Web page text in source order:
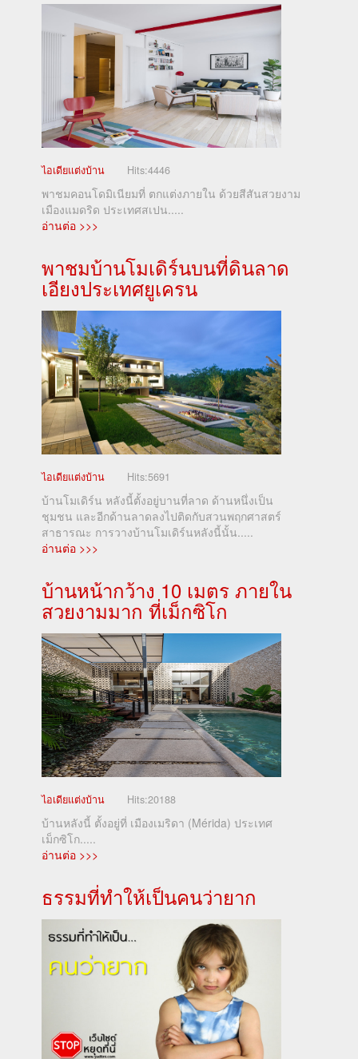
ไอเดียแต่งบ้าน Hits:4446
พาชมคอนโดมิเนียมที่ ตกแต่งภายใน ด้วยสีสันสวยงาม
เมืองแมดริด ประเทศสเปน.....
อ่านต่อ >>>
พาชมบ้านโมเดิร์นบนที่ดินลาด
เอียงประเทศยูเครน
ไอเดียแต่งบ้าน Hits:5691
บ้านโมเดิร์น หลังนี้ตั้งอยู่บานที่ลาด ด้านหนึ่งเป็น
ชุมชน และอีกด้านลาดลงไปติดกับสวนพฤกศาสตร์
สาธารณะ การวางบ้านโมเดิร์นหลังนี้นั้น.....
อ่านต่อ >>>
บ้านหน้ากว้าง 10 เมตร ภายใน
สวยงามมาก ที่เม็กซิโก
ไอเดียแต่งบ้าน Hits:20188
บ้านหลังนี้ ตั้งอยู่ที่ เมืองเมริดา (Mérida) ประเทศ
เม็กซิโก.....
อ่านต่อ >>>
ธรรมที่ทำให้เป็นคนว่ายาก